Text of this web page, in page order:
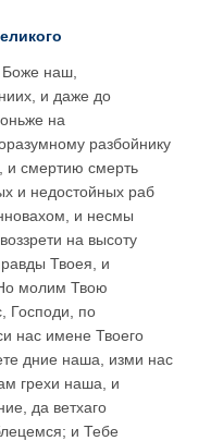
Боже наш,
и даже до
на
разбойнику
и смертию смерть
и недостойных раб
и несмы
на высоту
Твоея, и
молим Твою
Господи, по
нас имене Твоего
дние наша, изми нас
грехи наша, и
да ветхаго
и Тебе